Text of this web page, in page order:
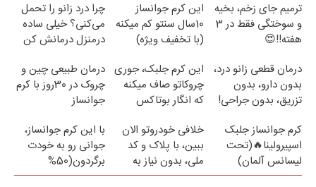
ترمیم جای زخم، بخیه
و سوختگی فقط در 3
هفته!!😍
این کرم جوانساز
10سال سنتو کم میکنه
(با تخفیف ویژه)
چرا درد زانو را تحمل
می‌کنی؟ خیلی ساده
درمنزل درمانش کن
درمان قطعی زانو درد،
بدون دارو، بدون
تزریق، بدون جراحی!
این کرم جلبک، جوری
چروکاتو صاف میکنه
که انگار بوتاکس
درمان طبیعی چین و
چروک در 30روز با کرم
جوانساز
کرم جوانساز جلبک
اسپیرولینا🔥(تحت
لیسانس آلمان)
خلافی خودروتو الان
ببین، با پلاک و کد
ملی، بدون نیاز به
مراجعه حضوری
با این کرم جوانساز،
جوانی رو به خودت
برگردون(50%
تخفیف)